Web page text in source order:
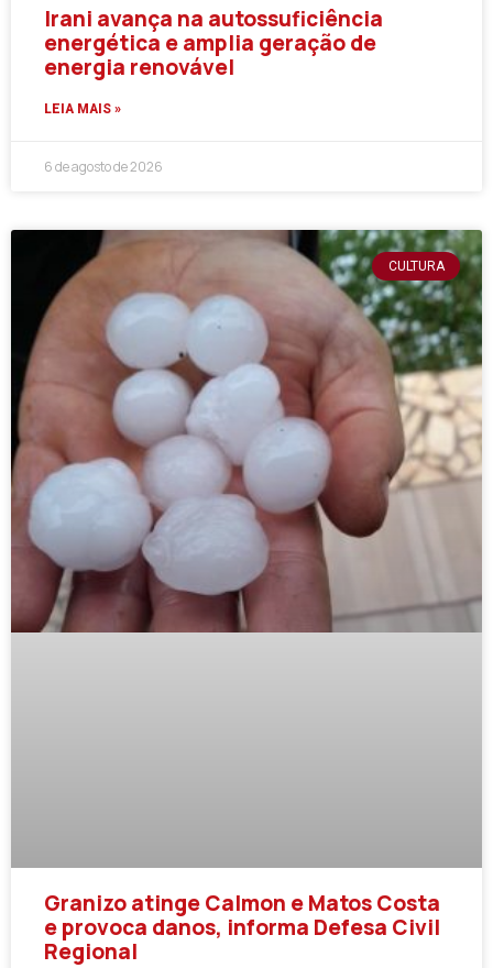
Irani avança na autossuficiência
energética e amplia geração de
energia renovável
LEIA MAIS »
6 de agosto de 2026
CULTURA
Granizo atinge Calmon e Matos Costa
e provoca danos, informa Defesa Civil
Regional